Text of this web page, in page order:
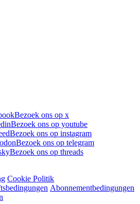
Bezoek ons op x
Bezoek ons op youtube
Bezoek ons op instagram
Bezoek ons op telegram
Bezoek ons op threads
Cookie Politik
Abonnementbedingungen